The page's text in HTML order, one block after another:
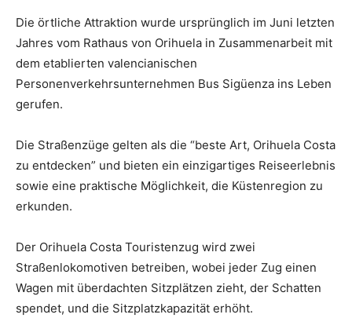
Die örtliche Attraktion wurde ursprünglich im Juni letzten
Jahres vom Rathaus von Orihuela in Zusammenarbeit mit
dem etablierten valencianischen
Personenverkehrsunternehmen Bus Sigüenza ins Leben
gerufen.
Die Straßenzüge gelten als die “beste Art, Orihuela Costa
zu entdecken” und bieten ein einzigartiges Reiseerlebnis
sowie eine praktische Möglichkeit, die Küstenregion zu
erkunden.
Der Orihuela Costa Touristenzug wird zwei
Straßenlokomotiven betreiben, wobei jeder Zug einen
Wagen mit überdachten Sitzplätzen zieht, der Schatten
spendet, und die Sitzplatzkapazität erhöht.